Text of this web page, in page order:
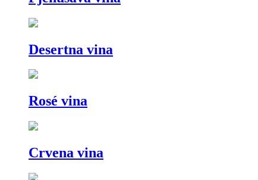
Desertna vina
Rosé vina
Crvena vina